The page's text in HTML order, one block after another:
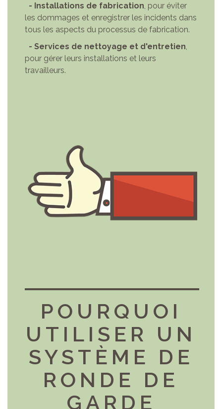
- Installations de fabrication, pour éviter
les dommages et enregistrer les incidents dans
tous les aspects du processus de fabrication.
- Services de nettoyage et d'entretien,
pour gérer leurs installations et leurs
travailleurs.
POURQUOI
UTILISER UN
SYSTÈME DE
RONDE DE
GARDE